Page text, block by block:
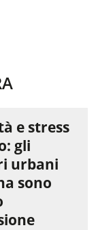
e stress
gli
urbani
sono